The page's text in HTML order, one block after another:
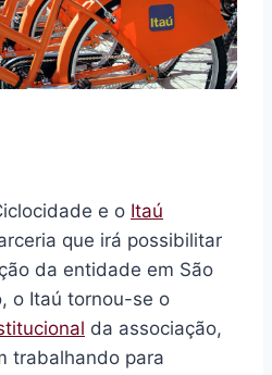
e o Itaú
que irá possibilitar
da entidade em São
o Itaú tornou-se o
da associação,
trabalhando para